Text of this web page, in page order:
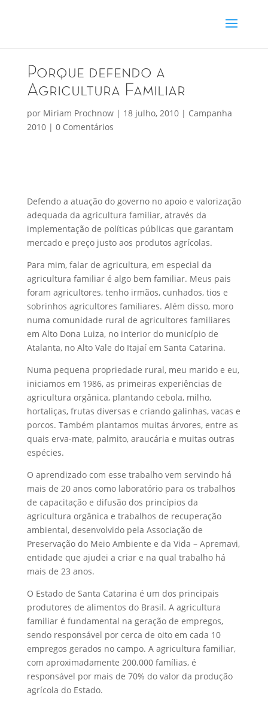
Porque defendo a
Agricultura Familiar
por Miriam Prochnow| 18 julho, 2010| Campanha
2010| 0 Comentários
Defendo a atuação do governo no apoio e valorização
adequada da agricultura familiar, através da
implementação de políticas públicas que garantam
mercado e preço justo aos produtos agrícolas.
Para mim, falar de agricultura, em especial da
agricultura familiar é algo bem familiar. Meus pais
foram agricultores, tenho irmãos, cunhados, tios e
sobrinhos agricultores familiares. Além disso, moro
numa comunidade rural de agricultores familiares
em Alto Dona Luiza, no interior do município de
Atalanta, no Alto Vale do Itajaí em Santa Catarina.
Numa pequena propriedade rural, meu marido e eu,
iniciamos em 1986, as primeiras experiências de
agricultura orgânica, plantando cebola, milho,
hortaliças, frutas diversas e criando galinhas, vacas e
porcos. Também plantamos muitas árvores, entre as
quais erva-mate, palmito, araucária e muitas outras
espécies.
O aprendizado com esse trabalho vem servindo há
mais de 20 anos como laboratório para os trabalhos
de capacitação e difusão dos princípios da
agricultura orgânica e trabalhos de recuperação
ambiental, desenvolvido pela Associação de
Preservação do Meio Ambiente e da Vida – Apremavi,
entidade que ajudei a criar e na qual trabalho há
mais de 23 anos.
O Estado de Santa Catarina é um dos principais
produtores de alimentos do Brasil. A agricultura
familiar é fundamental na geração de empregos,
sendo responsável por cerca de oito em cada 10
empregos gerados no campo. A agricultura familiar,
com aproximadamente 200.000 famílias, é
responsável por mais de 70% do valor da produção
agrícola do Estado.